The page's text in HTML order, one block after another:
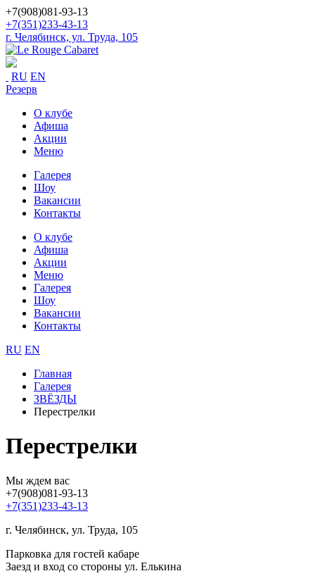
+7(908)081-93-13
+7(351)233-43-13
г. Челябинск, ул. Труда, 105
RU EN
Резерв
О клубе
Афиша
Акции
Меню
Галерея
Шоу
Вакансии
Контакты
О клубе
Афиша
Акции
Меню
Галерея
Шоу
Вакансии
Контакты
RU EN
Главная
Галерея
ЗВЁЗДЫ
Перестрелки
Перестрелки
Мы ждем вас
+7(908)081-93-13
+7(351)233-43-13
г. Челябинск, ул. Труда, 105
Парковка для гостей кабаре
Заезд и вход со стороны ул. Елькина